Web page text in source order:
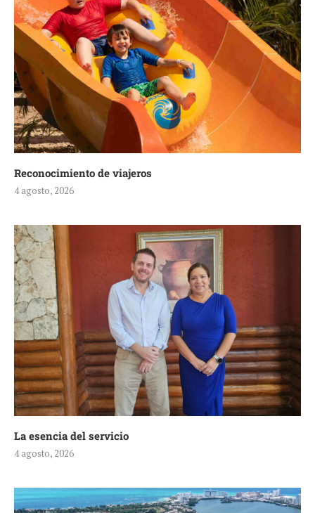
Reconocimiento de viajeros
4 agosto, 2026
La esencia del servicio
4 agosto, 2026